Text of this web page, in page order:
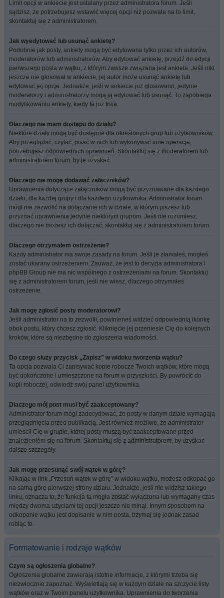
Limit opcji w ankiecie jest ustalany przez administratora forum. Jeśli
sądzisz, że potrzebujesz wstawić więcej opcji niż pozwala na to limit,
skontaktuj się z administratorem.
Jak wyedytować lub usunąć ankietę?
Podobnie jak posty, ankiety mogą być edytowane tylko przez ich autorów,
moderatorów lub administratorów. Aby edytować ankietę, przejdź do edycji
pierwszego posta w wątku, z którym zawsze związana jest ankieta. Jeśli nikt
jeszcze nie głosował w ankiecie, jej autor może usunąć ankietę lub
edytować jej opcje. Jednakże, jeśli w ankiecie już głosowano, jedynie
moderatorzy i administratorzy mogą ją edytować lub usunąć. To zapobiega
modyfikowaniu ankiety, kiedy ta już trwa.
Dlaczego nie mam dostępu do działu?
Niektóre działy mogą być dostępne dla określonych grup lub użytkowników.
Aby przeglądać, czytać, pisać w nich lub wykonywać inne operacje,
potrzebujesz odpowiednich uprawnień. Skontaktuj się z moderatorem lub
administratorem forum, by je uzyskać.
Dlaczego nie mogę dodawać załączników?
Uprawnienia dotyczące załączników mogą być przyznawane dla każdego
działu, dla każdej grupy i dla każdego użytkownika. Administrator forum
mógł nie zezwolić na dołączanie ich w dziale, w którym piszesz lub
przyznać uprawnienia jedynie niektórym grupom. Jeśli nie rozumiesz,
dlaczego nie możesz ich dołączać, skontaktuj się z administratorem forum.
Dlaczego otrzymałem ostrzeżenie?
Każdy administrator ma swoje zasady na forum. Jeśli je złamałeś, mogłeś
zostać ukarany ostrzeżeniem. Zauważ, że jest to decyzja administratora i
phpBB Group nie ma nic wspólnego z ostrzeżeniami na forum. Skontaktuj
się z administratorem forum, jeśli nie wiesz, dlaczego otrzymałeś
ostrzeżenie.
Jak mogę zgłosić posty moderatorowi?
Jeśli administrator na to zezwolił, powinieneś widzieć odpowiednią ikonkę
obok postu, który chcesz zgłosić. Kliknięcie jej przeniesie Cię do kolejnych
kroków, które są niezbędne do zgłoszenia wiadomości.
Do czego służy przycisk „Zapisz” w widoku tworzenia wątku?
Ta opcja pozwala Ci zapisywać kopie robocze Twoich wątków, które mogą
być dokończone i umieszczone na forum w przyszłości. By powrócić do
kopii roboczej, odwiedź swój panel użytkownika.
Dlaczego mój post musi być zaakceptowany?
Administrator forum mógł zadecydować, że posty w danym dziale wymagają
przeglądnięcia przed publikacją. Jest również możliwe, że administrator
umieścił Cię w grupie, której posty muszą być zaakceptowane przed
znalezieniem się na forum. Skontaktuj się z administratorem, by uzyskać
dalsze szczegóły.
Jak mogę przesunąć swój wątek w górę?
Klikając w link „Przesuń wątek w górę” w widoku wątku, możesz odkopać go
na samą górę pierwszej strony działu. Jednakże, jeśli nie widzisz takiego
linku, oznacza to, że funkcja ta mogła zostać wyłączona lub wymagany czas
między dwoma użyciami tej opcji jeszcze nie minął. Innym sposobem na
odkopanie wątku jest dopisanie w nim posta, trzymaj się jednak zasad
robiąc to.
Formatowanie i rodzaje wątków
Czym są ogłoszenia globalne?
Ogłoszenia globalne zawierają istotne informacje, z którymi trzeba się
niezwłocznie zapoznać. Wyświetlają się w każdym dziale na szczycie listy
wątków oraz w Twoim panelu użytkownika. Uprawnienia do tworzenia